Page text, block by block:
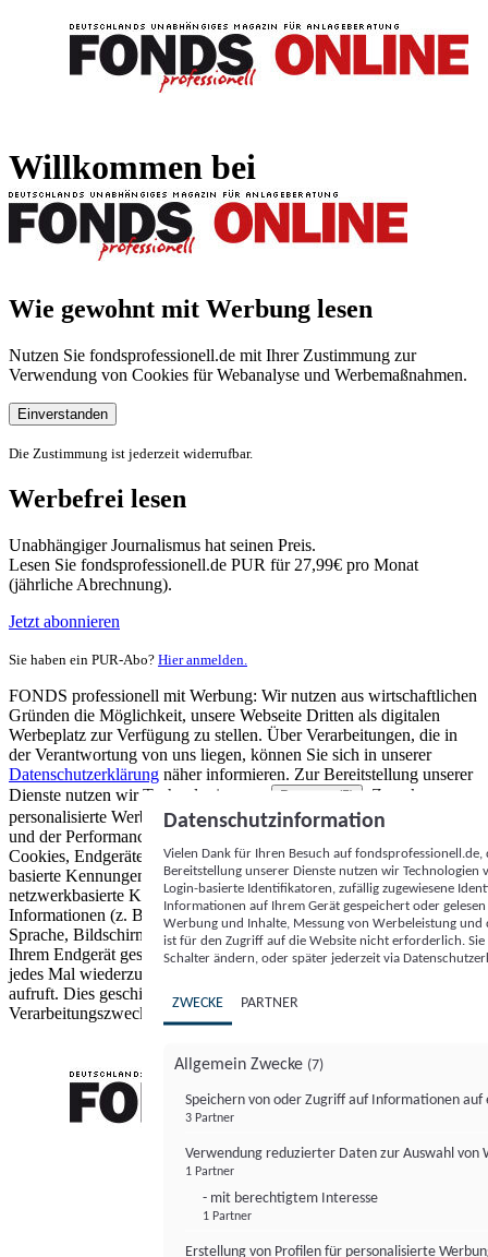
Willkommen bei
Wie gewohnt mit Werbung lesen
Nutzen Sie fondsprofessionell.de mit Ihrer Zustimmung zur
Verwendung von Cookies für Webanalyse und Werbemaßnahmen.
Einverstanden
Die Zustimmung ist jederzeit widerrufbar.
Werbefrei lesen
Unabhängiger Journalismus hat seinen Preis.
Lesen Sie fondsprofessionell.de PUR für 27,99€ pro Monat
(jährliche Abrechnung).
Jetzt abonnieren
Sie haben ein PUR-Abo? Hier anmelden.
FONDS professionell mit Werbung: Wir nutzen aus wirtschaftlichen
Gründen die Möglichkeit, unsere Webseite Dritten als digitalen
Werbeplatz zur Verfügung zu stellen. Über Verarbeitungen, die in
der Verantwortung von uns liegen, können Sie sich in unserer
Datenschutzerklärung näher informieren. Zur Bereitstellung unserer
Dienste nutzen wir Technologien von
Partnern (5)
. Zwecke:
personalisierte Werbung und Inhalte, Messung von Werbeleistung
und der Performance von Inhalten sowie Zielgruppenforschung.
Cookies, Endgeräte- oder ähnliche Online-Kennungen (z. B. login-
basierte Kennungen, zufällig generierte Kennungen,
netzwerkbasierte Kennungen) können zusammen mit anderen
Informationen (z. B. Browsertyp und Browserinformationen,
Sprache, Bildschirmgröße, unterstützte Technologien usw.) auf
Ihrem Endgerät gespeichert oder von dort ausgelesen werden, um es
jedes Mal wiederzuerkennen, wenn es eine App oder einer Webseite
aufruft. Dies geschieht für einen oder mehrere der hier aufgeführten
Verarbeitungszwecke.
Datenschutzinformation
Vielen Dank für Ihren Besuch auf
Bereitstellung unserer Dienste nutzen wir Technologien
Login-basierte Identifikatoren, zufällig zugewiesene
Informationen auf Ihrem Gerät gespeichert oder
Werbung und Inhalte, Messung von Werbeleistung
ist für den Zugriff auf die Website nicht erforderlich.
Schalter ändern, oder später jederzeit via
ZWECKE PARTNER
Allgemein Zwecke (7)
Speichern von oder Zugriff auf Informationen auf
3 Partner
Verwendung reduzierter Daten zur Auswahl von
1 Partner
- mit berechtigtem Interesse
1 Partner
Erstellung von Profilen für personalisierte
FONDS professionell